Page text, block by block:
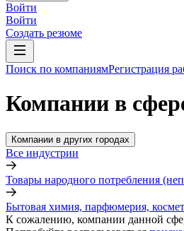
Войти
Войти
Создать резюме
Поиск по компаниямРегистрация
Компании в
Компании в других городах
Все индустрии
Товары народного потребления
Бытовая химия, парфюмерия,
К сожалению, компании данной